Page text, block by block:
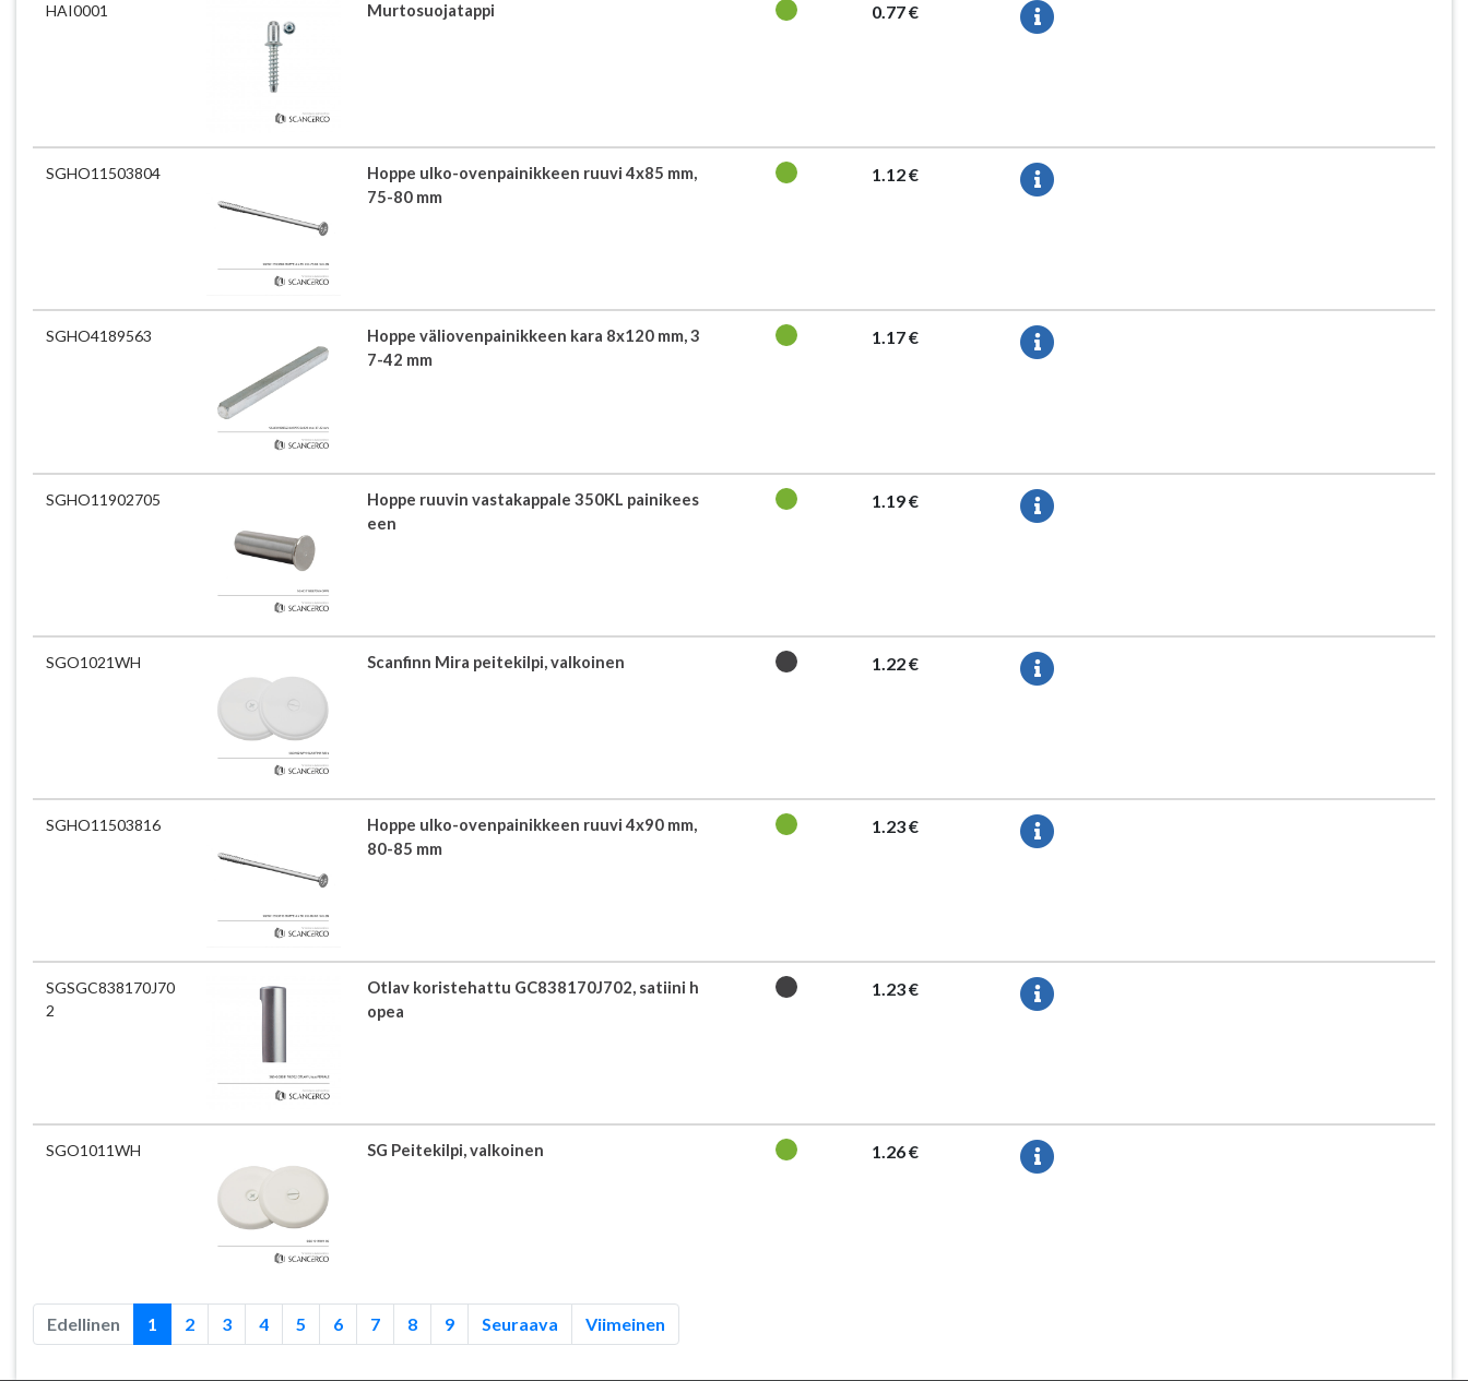
HAI0001 Murtosuojatappi 0.77 €
SGHO11503804
Hoppe ulko-ovenpainikkeen ruuvi 4x85 mm,
75-80 mm
1.12 €
SGHO4189563
Hoppe väliovenpainikkeen kara 8x120 mm, 3
7-42 mm
1.17 €
SGHO11902705
Hoppe ruuvin vastakappale 350KL painikees
een
1.19 €
SGO1021WH Scanfinn Mira peitekilpi, valkoinen 1.22 €
SGHO11503816
Hoppe ulko-ovenpainikkeen ruuvi 4x90 mm,
80-85 mm
1.23 €
SGSGC838170J70
2
Otlav koristehattu GC838170J702, satiini h
opea
1.23 €
SGO1011WH SG Peitekilpi, valkoinen 1.26 €
Edellinen 1 2 3 4 5 6 7 8 9 Seuraava Viimeinen